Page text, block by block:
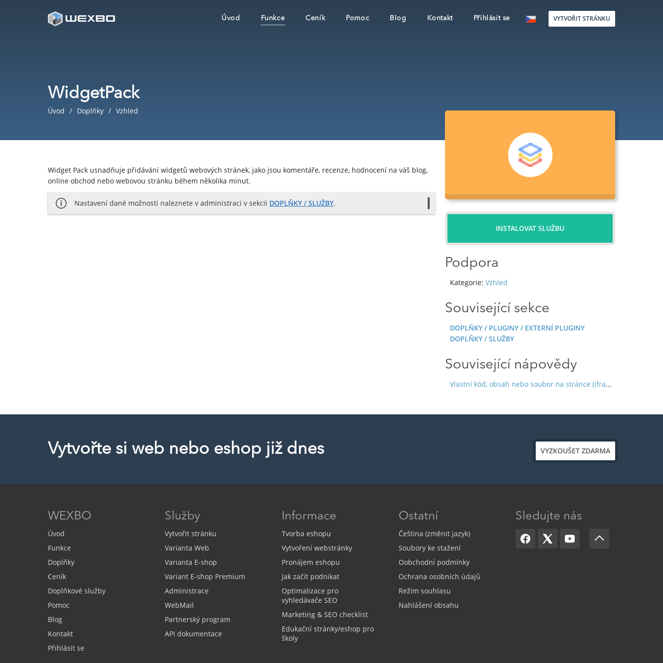
Úvod Funkce Ceník Pomoc Blog Kontakt Přihlásit se VYTVOŘIT STRÁNKU
WidgetPack
Úvod Doplňky Vzhled
Widget Pack usnadňuje přidávání widgetů webových stránek, jako jsou komentáře, recenze, hodnocení na váš blog,
online obchod nebo webovou stránku během několika minut.
Nastavení dané možnosti naleznete v administraci v sekcii DOPLŇKY / SLUŽBY.
INSTALOVAT SLUŽBU
Podpora
Kategorie: Vzhled
Související sekce
DOPLŇKY / PLUGINY / EXTERNÍ PLUGINY
DOPLŇKY / SLUŽBY
Související nápovědy
Vlastní kód, obsah nebo soubor na stránce (iframe, HTML, JavaScript)
Vytvořte si web nebo eshop již dnes VYZKOUŠET ZDARMA
WEXBO
Úvod
Funkce
Doplňky
Ceník
Doplňkové služby
Pomoc
Blog
Kontakt
Přihlásit se
Služby
Vytvořit stránku
Varianta Web
Varianta E-shop
Variant E-shop Premium
Administrace
WebMail
Partnerský program
API dokumentace
Informace
Tvorba eshopu
Vytvoření webstránky
Pronájem eshopu
Jak začít podnikat
Optimalizace pro
vyhledávače SEO
Marketing & SEO checklist
Edukační stránky/eshop pro
školy
Ostatní
Čeština (změnit jazyk)
Soubory ke stažení
Oobchodní podmínky
Ochrana osobních údajů
Režim souhlasu
Nahlášení obsahu
Sledujte nás